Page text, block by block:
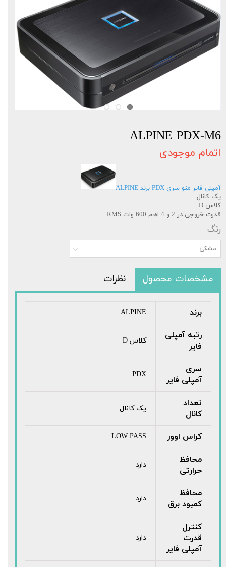
ALPINE PDX-M6
اتمام موجودی
آمپلی فایر منو سری PDX برند ALPINE
یک کانال
کلاس D
قدرت خروجی در 2 و 4 اهم 600 وات RMS
رنگ
مشکی
مشخصات محصول نظرات
برند ALPINE
رتبه آمپلی
فایر
کلاس D
سری
آمپلی فایر
PDX
تعداد
کانال
یک کانال
کراس اوور LOW PASS
محافظ
حرارتی
دارد
محافظ
کمبود برق
دارد
کنترل
قدرت
آمپلی فایر
دارد